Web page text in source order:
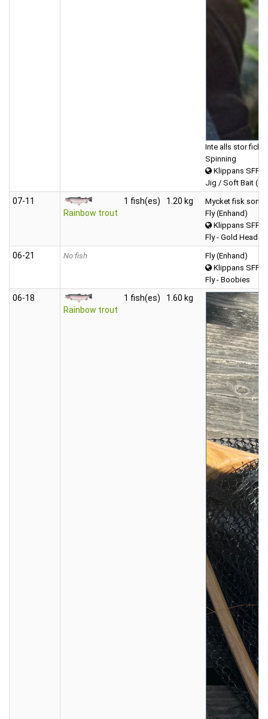
Inte alls stor fick
Spinning
Klippans SFF
Jig / Soft Bait
07‑11
Rainbow trout
1 fish(es) 1.20 kg
Mycket fisk som
Fly (Enhand)
Klippans SFF
Fly - Gold Head
06‑21 No fish
Fly (Enhand)
Klippans SFF
Fly - Boobies
06‑18
Rainbow trout
1 fish(es) 1.60 kg